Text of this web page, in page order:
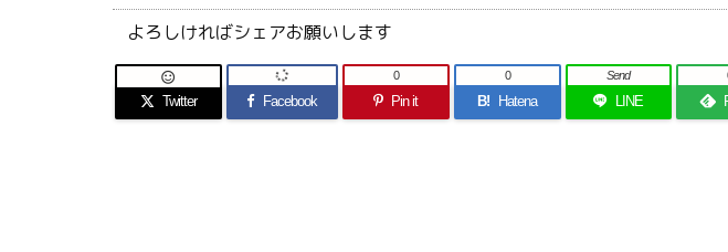
よろしければシェアお願いします
Twitter

Facebook Pin it
0
B! Hatena
0
LINE
Send